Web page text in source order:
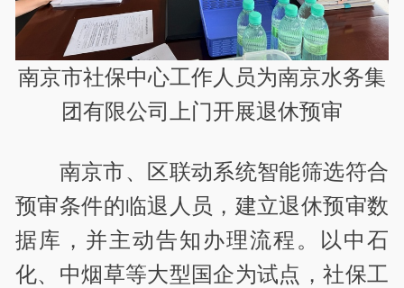
南京市社保中心工作人员为南京水务集
团有限公司上门开展退休预审
南京市、区联动系统智能筛选符合
预审条件的临退人员，建立退休预审数
据库，并主动告知办理流程。以中石
化、中烟草等大型国企为试点，社保工